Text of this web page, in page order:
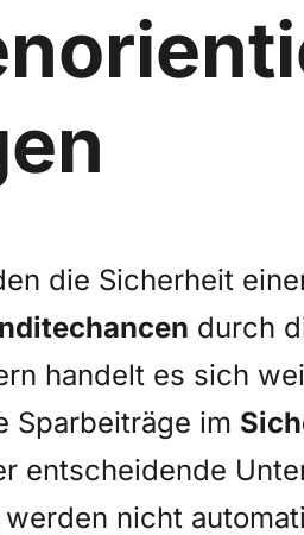
die Sicherheit
durch
handelt es sich
Sparbeiträge im
entscheidende
nicht